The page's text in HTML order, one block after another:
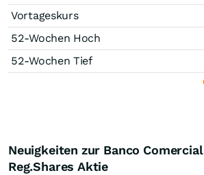
Vortageskurs
52-Wochen Hoch
52-Wochen Tief
Neuigkeiten zur Banco
Reg.Shares Aktie